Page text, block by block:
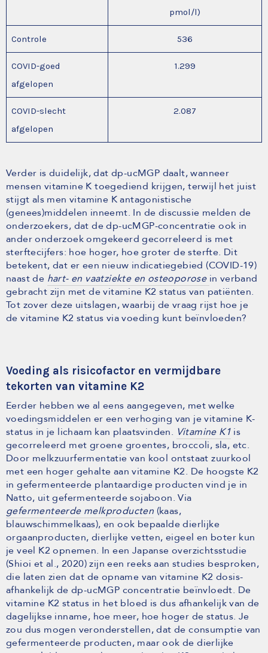
pmol/l)
Controle 536
COVID-goed
afgelopen
1.299
COVID-slecht
afgelopen
2.087
Verder is duidelijk, dat dp-ucMGP daalt, wanneer
mensen vitamine K toegediend krijgen, terwijl het juist
stijgt als men vitamine K antagonistische
(genees)middelen inneemt. In de discussie melden de
onderzoekers, dat de dp-ucMGP-concentratie ook in
ander onderzoek omgekeerd gecorreleerd is met
sterftecijfers: hoe hoger, hoe groter de sterfte. Dit
betekent, dat er een nieuw indicatiegebied (COVID-19)
naast de hart- en vaatziekte en osteoporose in verband
gebracht zijn met de vitamine K2 status van patiënten.
Tot zover deze uitslagen, waarbij de vraag rijst hoe je
de vitamine K2 status via voeding kunt beïnvloeden?
Voeding als risicofactor en vermijdbare
tekorten van vitamine K2
Eerder hebben we al eens aangegeven, met welke
voedingsmiddelen er een verhoging van je vitamine K-
status in je lichaam kan plaatsvinden. Vitamine K1 is
gecorreleerd met groene groentes, broccoli, sla, etc.
Door melkzuurfermentatie van kool ontstaat zuurkool
met een hoger gehalte aan vitamine K2. De hoogste K2
in gefermenteerde plantaardige producten vind je in
Natto, uit gefermenteerde sojaboon. Via
gefermenteerde melkproducten (kaas,
blauwschimmelkaas), en ook bepaalde dierlijke
orgaanproducten, dierlijke vetten, eigeel en boter kun
je veel K2 opnemen. In een Japanse overzichtsstudie
(Shioi et al., 2020) zijn een reeks aan studies besproken,
die laten zien dat de opname van vitamine K2 dosis-
afhankelijk de dp-ucMGP concentratie beïnvloedt. De
vitamine K2 status in het bloed is dus afhankelijk van de
dagelijkse inname, hoe meer, hoe hoger de status. Je
zou dus mogen veronderstellen, dat de consumptie van
gefermenteerde producten, maar ook de dierlijke